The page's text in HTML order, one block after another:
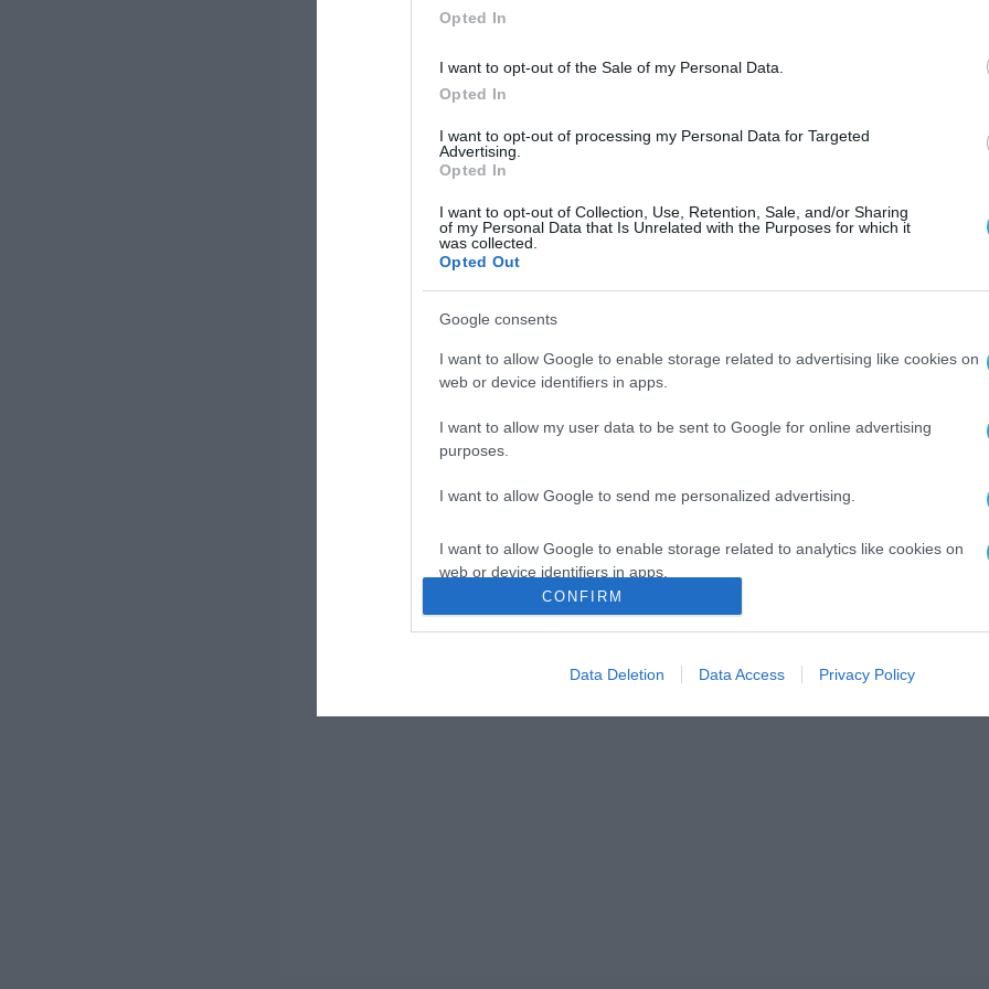
Opted In
I want to opt-out of the Sale of my Personal Data.
Opted In
I want to opt-out of processing my Personal Data for Targeted
Advertising.
Opted In
I want to opt-out of Collection, Use, Retention, Sale, and/or Sharing
of my Personal Data that Is Unrelated with the Purposes for which it
was collected.
Opted Out
Google consents
I want to allow Google to enable storage related to advertising like cookies on
web or device identifiers in apps.
I want to allow my user data to be sent to Google for online advertising
purposes.
I want to allow Google to send me personalized advertising.
I want to allow Google to enable storage related to analytics like cookies on
web or device identifiers in apps.
I want to allow Google to enable storage related to functionality of the website
I want to allow Google to enable storage related to personalization.
CONFIRM
Data Deletion Data Access Privacy Policy